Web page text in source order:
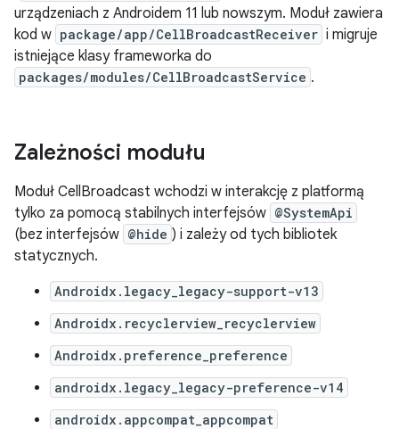
urządzeniach z Androidem 11 lub nowszym. Moduł zawiera
kod w package/app/CellBroadcastReceiver i migruje
istniejące klasy frameworka do
packages/modules/CellBroadcastService .
Zależności modułu
Moduł CellBroadcast wchodzi w interakcję z platformą
tylko za pomocą stabilnych interfejsów @SystemApi
(bez interfejsów @hide ) i zależy od tych bibliotek
statycznych.
Androidx.legacy_legacy-support-v13
Androidx.recyclerview_recyclerview
Androidx.preference_preference
androidx.legacy_legacy-preference-v14
androidx.appcompat_appcompat